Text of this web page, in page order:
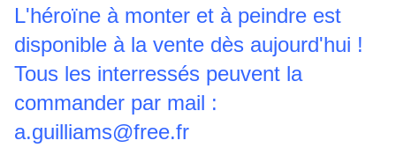
L'héroïne à monter et à peindre est
disponible à la vente dès aujourd'hui !
Tous les interressés peuvent la
commander par mail :
a.guilliams@free.fr